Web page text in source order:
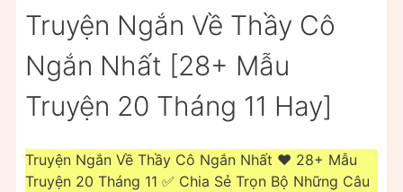
Truyện Ngắn Về Thầy Cô
Ngắn Nhất [28+ Mẫu
Truyện 20 Tháng 11 Hay]
Truyện Ngắn Về Thầy Cô Ngắn Nhất ❤️️ 28+ Mẫu
Truyện 20 Tháng 11 ✅ Chia Sẻ Trọn Bộ Những Câu